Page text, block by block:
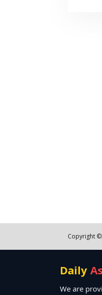
Copyright ©
Daily
We are